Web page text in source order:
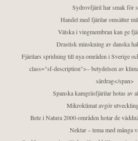
Sydrovfjäril har smak för
Handel med fjärilar omsätter
Vätska i vingmembran kan ge
Drastisk minskning av danska
Fjärilars spridning till nya områden i Sverige
class="sf-description">– betydelsen av
särdrag</span>
Spanska kamgräsfjärilar hotas av
Mikroklimat avgör
Bete i Natura 2000-områden hotar de
Nektar – tema med många